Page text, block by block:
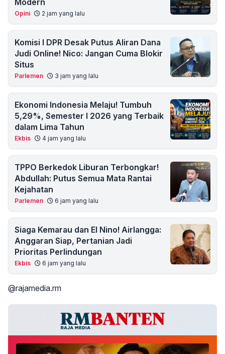
Modern
Opini 2 jam yang lalu
Komisi I DPR Desak Putus Aliran Dana
Judi Online! Nico: Jangan Cuma Blokir
Situs
Parlemen 3 jam yang lalu
Ekonomi Indonesia Melaju! Tumbuh
5,29%, Semester I 2026 yang Terbaik
dalam Lima Tahun
Ekbis 4 jam yang lalu
TPPO Berkedok Liburan Terbongkar!
Abdullah: Putus Semua Mata Rantai
Kejahatan
Parlemen 6 jam yang lalu
Siaga Kemarau dan El Nino! Airlangga:
Anggaran Siap, Pertanian Jadi
Prioritas Perlindungan
Ekbis 6 jam yang lalu
@rajamedia.rm